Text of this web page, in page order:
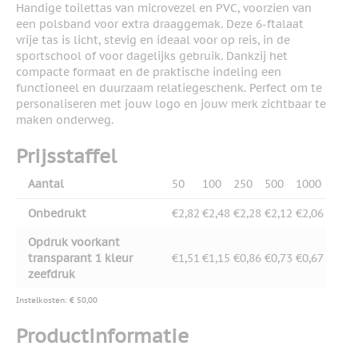
Handige toilettas van microvezel en PVC, voorzien van
een polsband voor extra draaggemak. Deze 6-ftalaat
vrije tas is licht, stevig en ideaal voor op reis, in de
sportschool of voor dagelijks gebruik. Dankzij het
compacte formaat en de praktische indeling een
functioneel en duurzaam relatiegeschenk. Perfect om te
personaliseren met jouw logo en jouw merk zichtbaar te
maken onderweg.
Prijsstaffel
Aantal 50 100 250 500 1000
Onbedrukt €2,82 €2,48 €2,28 €2,12 €2,06
Opdruk voorkant
transparant 1 kleur
zeefdruk
€1,51 €1,15 €0,86 €0,73 €0,67
Instelkosten: € 50,00
Productinformatie